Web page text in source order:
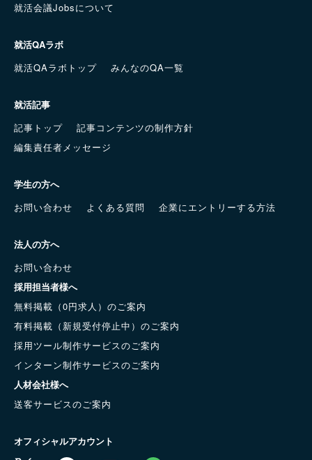
就活会議Jobsについて
就活QAラボ
就活QAラボトップ
みんなのQA一覧
就活記事
記事トップ
記事コンテンツの制作方針
編集責任者メッセージ
学生の方へ
お問い合わせ
よくある質問 企業にエントリーする方法
法人の方へ
お問い合わせ
採用担当者様へ
無料掲載（0円求人）のご案内
有料掲載（新規受付停止中）のご案内
採用ツール制作サービスのご案内
インターン制作サービスのご案内
人材会社様へ
送客サービスのご案内
オフィシャルアカウント